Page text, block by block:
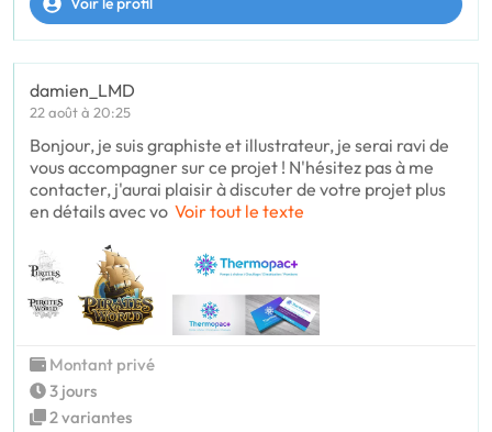
damien_LMD
22 août à 20:25
Bonjour, je suis graphiste et illustrateur, je serai ravi de
vous accompagner sur ce projet ! N'hésitez pas à me
contacter, j'aurai plaisir à discuter de votre projet plus
en détails avec vo Voir tout le texte
Montant privé
3 jours
2 variantes